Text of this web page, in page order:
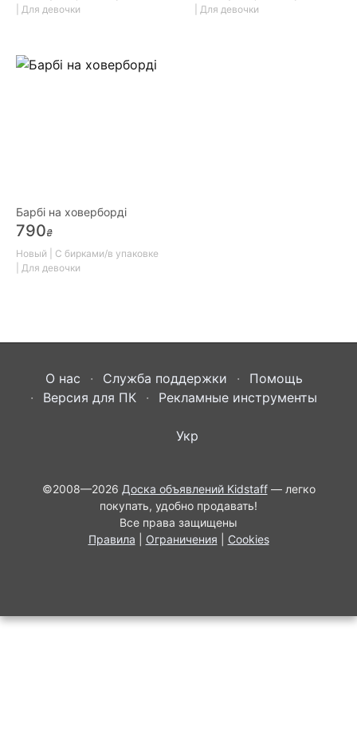
| Для девочки
| Для девочки
Барбі на ховерборді
790₴
Новый | С бирками/в упаковке
| Для девочки
О нас Служба поддержки
Помощь
Версия для ПК
Рекламные инструменты
Укр
©2008—2026 Доска объявлений Kidstaff— легко
покупать, удобно продавать!
Все права защищены
Правила
Ограничения Cookies